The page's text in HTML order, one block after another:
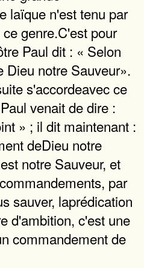
laïque n'est tenu par
genre.C'est pour
Paul dit : « Selon
Dieu notre Sauveur».
s'accordeavec ce
venait de dire :
» ; il dit maintenant :
deDieu notre
notre Sauveur, et
par
sauver, laprédication
d'ambition, c'est une
commandement de